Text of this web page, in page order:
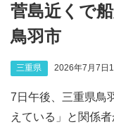
菅島近くで
鳥羽市
三重県 2026年7月7日
7日午後、三重県鳥
えている」と関係